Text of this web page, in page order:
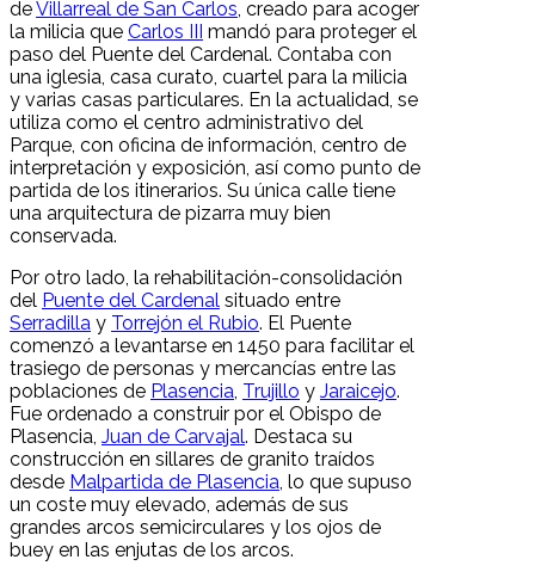
deVillarreal de San Carlos , creado para acoger
la milicia que Carlos III mandó para proteger el
paso del Puente del Cardenal. Contaba con
una iglesia, casa curato, cuartel para la milicia
y varias casas particulares. En la actualidad, se
utiliza como el centro administrativo del
Parque, con oficina de información, centro de
interpretación y exposición, así como punto de
partida de los itinerarios. Su única calle tiene
una arquitectura de pizarra muy bien
conservada.
Por otro lado, la rehabilitación-consolidación
del Puente del Cardenal situado entre
Serradilla y Torrejón el Rubio. El Puente
comenzó a levantarse en 1450 para facilitar el
trasiego de personas y mercancías entre las
poblaciones de Plasencia Trujillo y Jaraicejo.
Fue ordenado a construir por el Obispo de
Plasencia, Juan de Carvajal. Destaca su
construcción en sillares de granito traídos
desde Malpartida de Plasencia , lo que supuso
un coste muy elevado, además de sus
grandes arcos semicirculares y los ojos de
buey en las enjutas de los arcos.